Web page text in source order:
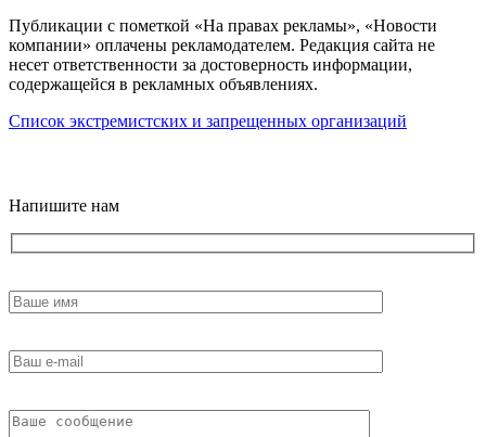
Публикации с пометкой «На правах рекламы», «Новости
компании» оплачены рекламодателем. Редакция сайта не
несет ответственности за достоверность информации,
содержащейся в рекламных объявлениях.
Список экстремистских и запрещенных организаций
Напишите нам